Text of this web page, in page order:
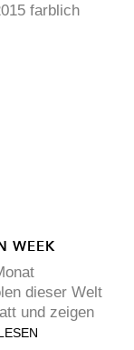
farblich
WEEK
dieser Welt
und zeigen